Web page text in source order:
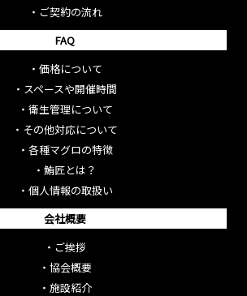
・ ご契約の流れ
FAQ
・ 価格について
・ スペースや開催時間
・ 衛生管理について
・ その他対応について
・ 各種マグロの特徴
・ 鮪匠とは？
・ 個人情報の取扱い
会社概要
・ ご挨拶
・ 協会概要
・ 施設紹介